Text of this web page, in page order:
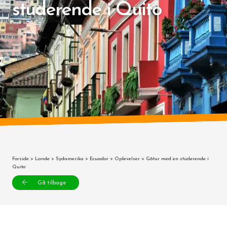
studerende i Quito
Forside > Lande > Sydamerika > Ecuador > Oplevelser > Gåtur med en studerende i
Quito
Gå tilbage